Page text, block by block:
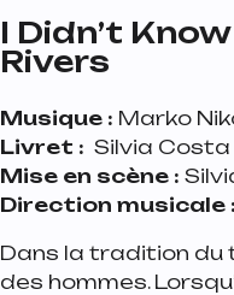
I Didn’t
Rivers
Musique : Marko
Livret : Silvia Costa
Mise en scène :
Direction musicale :
Dans la tradition du
des hommes.